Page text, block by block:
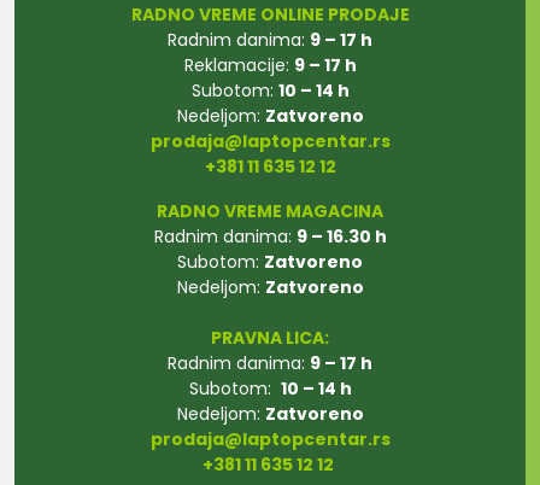
RADNO VREME ONLINE PRODAJE
Radnim danima: 9 – 17 h
Reklamacije: 9 – 17 h
Subotom: 10 – 14 h
Nedeljom: Zatvoreno
prodaja@laptopcentar.rs
+381 11 635 12 12
RADNO VREME MAGACINA
Radnim danima: 9 – 16.30 h
Subotom: Zatvoreno
Nedeljom: Zatvoreno
PRAVNA LICA:
Radnim danima: 9 – 17 h
Subotom: 10 – 14 h
Nedeljom: Zatvoreno
prodaja@laptopcentar.rs
+381 11 635 12 12